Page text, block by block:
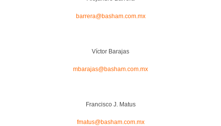
barrera@basham.com.mx
Víctor Barajas
mbarajas@basham.com.mx
Francisco J. Matus
fmatus@basham.com.mx